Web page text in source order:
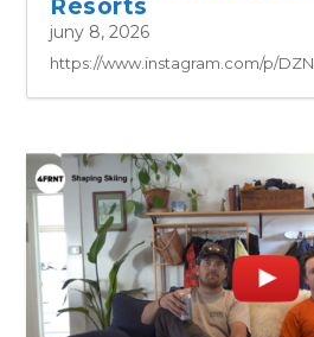
Resorts
juny 8, 2026
https://www.instagram.com/p/